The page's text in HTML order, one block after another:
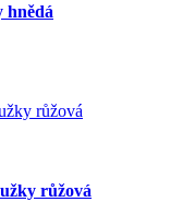
hnědá
růžová